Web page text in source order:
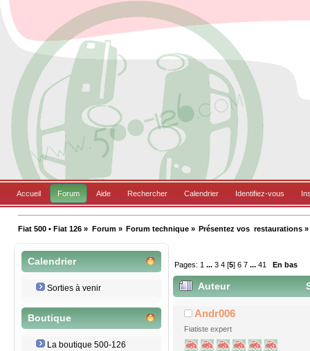
Accueil Forum Aide Rechercher Calendrier Identifiez-vous
Fiat 500 • Fiat 126 » Forum» Forum technique» Présentez vos  restaurations »
Calendrier
Sorties à venir
Boutique
La boutique 500-126
Pages: 1 ...3 4 [5]6 7 ...41 En bas
Auteur
Andr006
Fiatiste expert